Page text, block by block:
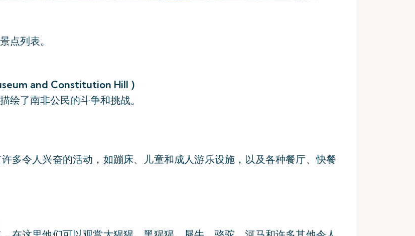
点列表。
and Constitution Hill )
绘了南非公民的斗争和挑战。
多令人兴奋的活动，如蹦床、儿童和成人游乐设施，以及各种餐厅、快餐